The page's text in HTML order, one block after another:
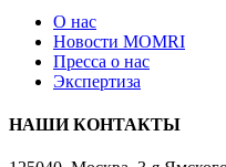
О нас
Новости MOMRI
Пресса о нас
Экспертиза
НАШИ КОНТАКТЫ